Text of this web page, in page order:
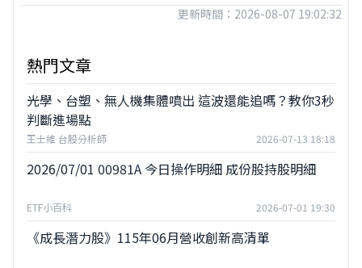
更新時間：2026-08-07 19:02:32
熱門文章
光學、台塑、無人機集體噴出 這波還能追嗎？教你3秒
判斷進場點
王士維 台股分析師 2026-07-13 18:18
2026/07/01 00981A 今日操作明細 成份股持股明細
ETF小百科 2026-07-01 19:30
《成長潛力股》115年06月營收創新高清單